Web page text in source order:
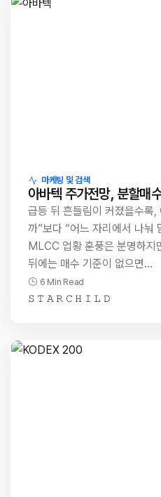
마케팅 및 검색
아바텍 주가전망, 분할매
급등 뒤 흔들림이 커졌을수록
까”보다 “어느 자리에서 나눠
MLCC 업황 훈풍은 분명하지
뒤에는 매수 기준이 없으면…
6 Min Read
𝚂 𝚃 𝙰 𝚁 𝙲 𝙷 𝙸 𝙻 𝙳